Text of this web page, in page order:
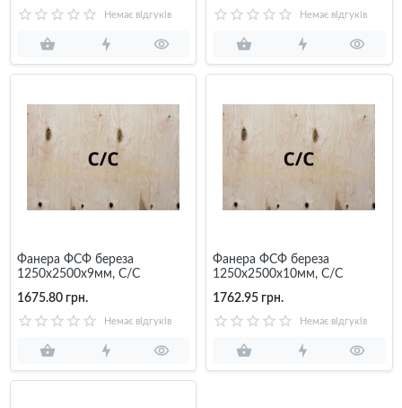
Немає відгуків Немає відгуків
Фанера ФСФ береза
1250х2500х9мм, C/C
1675.80 грн.
Немає відгуків
Фанера ФСФ береза
1250х2500х10мм, C/C
1762.95 грн.
Немає відгуків